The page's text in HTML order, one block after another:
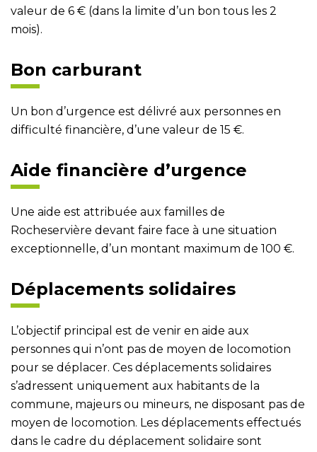
valeur de 6 € (dans la limite d’un bon tous les 2
mois).
Bon carburant
Un bon d’urgence est délivré aux personnes en
difficulté financière, d’une valeur de 15 €.
Aide financière d’urgence
Une aide est attribuée aux familles de
Rocheservière devant faire face à une situation
exceptionnelle, d’un montant maximum de 100 €.
Déplacements solidaires
L’objectif principal est de venir en aide aux
personnes qui n’ont pas de moyen de locomotion
pour se déplacer. Ces déplacements solidaires
s’adressent uniquement aux habitants de la
commune, majeurs ou mineurs, ne disposant pas de
moyen de locomotion. Les déplacements effectués
dans le cadre du déplacement solidaire sont